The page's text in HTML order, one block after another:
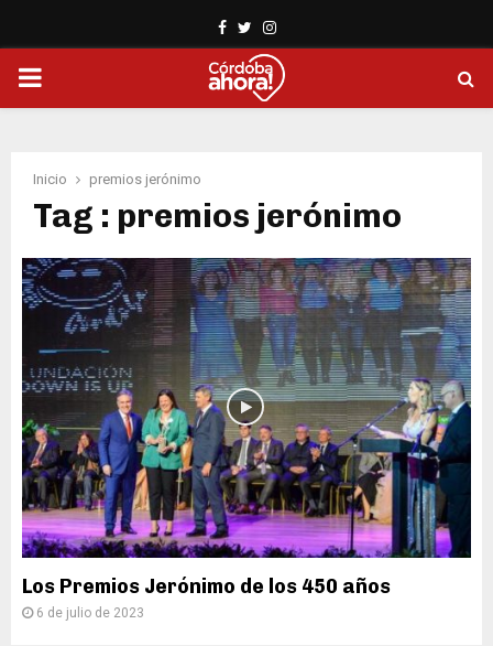
Facebook
TwitterInstagram
PRIMARY
Inicio premios jerónimo
Tag : premios jerónimo
Los Premios Jerónimo de los 450 años
6 de julio de 2023